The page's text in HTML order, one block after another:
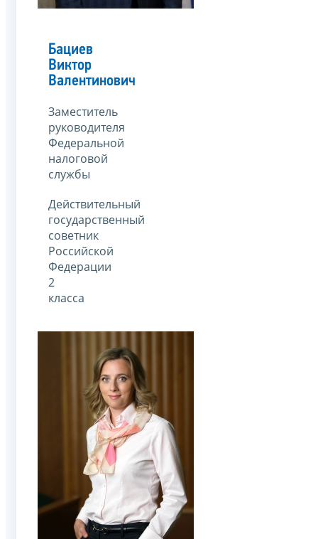
Бациев
Виктор
Валентинович
Заместитель
руководителя
Федеральной
налоговой
службы
Действительный
государственный
советник
Российской
Федерации
2
класса